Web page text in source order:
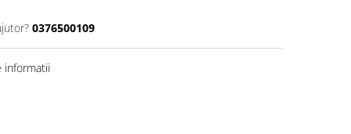
0376500109
informatii